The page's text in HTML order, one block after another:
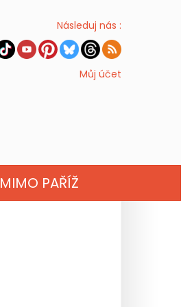
Následuj nás :
Můj účet
MIMO PAŘÍŽ